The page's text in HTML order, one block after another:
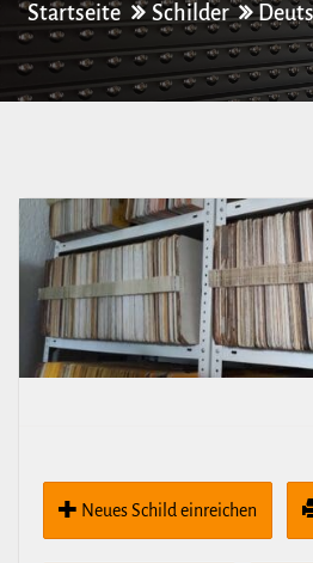
Startseite Schilder
Neues Schild ein­rei­chen